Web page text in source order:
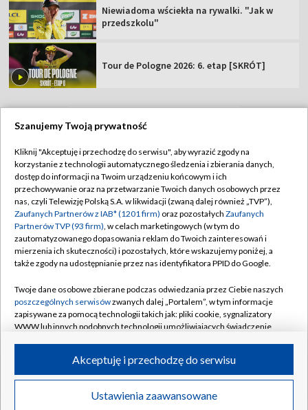
Transmisje Wideo
Niewiadoma wściekła na rywalki. "Jak w
przedszkolu"
Tour de Pologne 2026: 6. etap [SKRÓT]
Abonament TVP
Sklep TVP
Biuro Reklamy
Oferta Handlowa
Telegazeta ogłoszenia
Rada Programowa
Ogłoszenia przetargowe
Akademia Telewizyjna
Informacje o nadawcy
Regulamin TVP
Polityka prywatności
Moje zgody
Biuro reklamy
Kontakt
Kanały
©2026 Telewizja Polska Spółka Akcyjna w likwidacji
Szanujemy Twoją prywatność
Kliknij "Akceptuję i przechodzę do serwisu", aby wyrazić zgody na
korzystanie z technologii automatycznego śledzenia i zbierania danych,
dostęp do informacji na Twoim urządzeniu końcowym i ich
przechowywanie oraz na przetwarzanie Twoich danych osobowych przez
nas, czyli Telewizję Polską S.A. w likwidacji (zwaną dalej również „TVP”),
Zaufanych Partnerów z IAB* (1201 firm) oraz pozostałych Zaufanych
Partnerów TVP (93 firm), w celach marketingowych (w tym do
zautomatyzowanego dopasowania reklam do Twoich zainteresowań i
mierzenia ich skuteczności) i pozostałych, które wskazujemy poniżej, a
także zgody na udostępnianie przez nas identyfikatora PPID do Google.
Twoje dane osobowe zbierane podczas odwiedzania przez Ciebie naszych
poszczególnych serwisówzwanych dalej „Portalem”, w tym informacje
zapisywane za pomocą technologii takich jak: pliki cookie, sygnalizatory
WWW lub innych podobnych technologii umożliwiających świadczenie
ruchu w Internecie.
Twoje dane osobowe zbierane podczas odwiedzania przez Ciebie
poszczególnych serwisówna Portalu, takie jak adresy IP, identyfikatory
Ustawienia zaawansowane
Akceptuję i przechodzę do serwisu